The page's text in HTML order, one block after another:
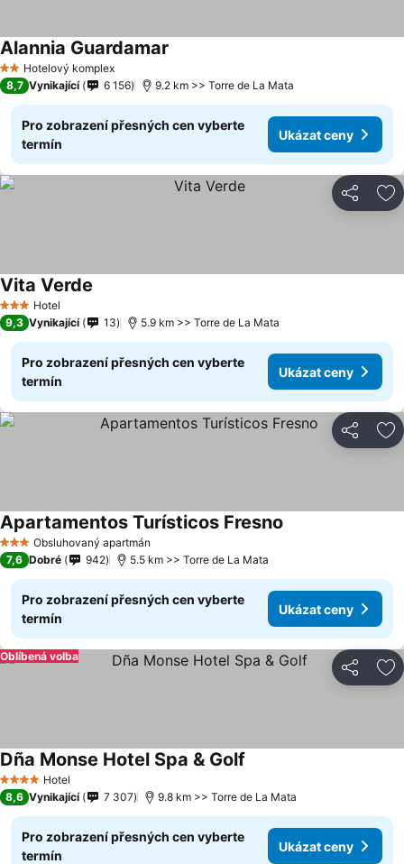
2 Počet hvězdiček
Hotelový komplex
Alannia Guardamar
8,7 Vynikající 6 156 9.2 km >> Torre de La Mata
Pro zobrazení přesných cen vyberte
termín
Ukázat ceny
Sdílet
3 Počet hvězdiček
Hotel
Vita Verde
9,3 Vynikající 13 5.9 km >> Torre de La Mata
Pro zobrazení přesných cen vyberte
termín
Ukázat ceny
Sdílet
3 Počet hvězdiček
Obsluhovaný apartmán
Apartamentos Turísticos Fresno
7,6 Dobré 942 5.5 km >> Torre de La Mata
Pro zobrazení přesných cen vyberte
termín
Ukázat ceny
Sdílet
Oblíbená volba
4 Počet hvězdiček
Hotel
Dña Monse Hotel Spa & Golf
8,6 Vynikající 7 307 9.8 km >> Torre de La Mata
Pro zobrazení přesných cen vyberte
termín
Ukázat ceny